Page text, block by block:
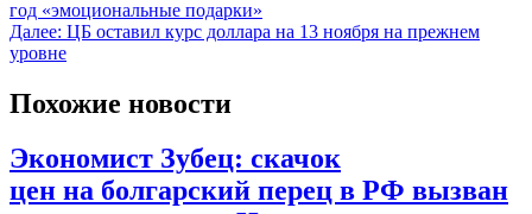
год «эмоциональные подарки»
Далее: ЦБ оставил курс доллара на 13 ноября на прежнем
уровне
Похожие новости
Экономист Зубец: скачок
цен на болгарский перец в РФ вызван